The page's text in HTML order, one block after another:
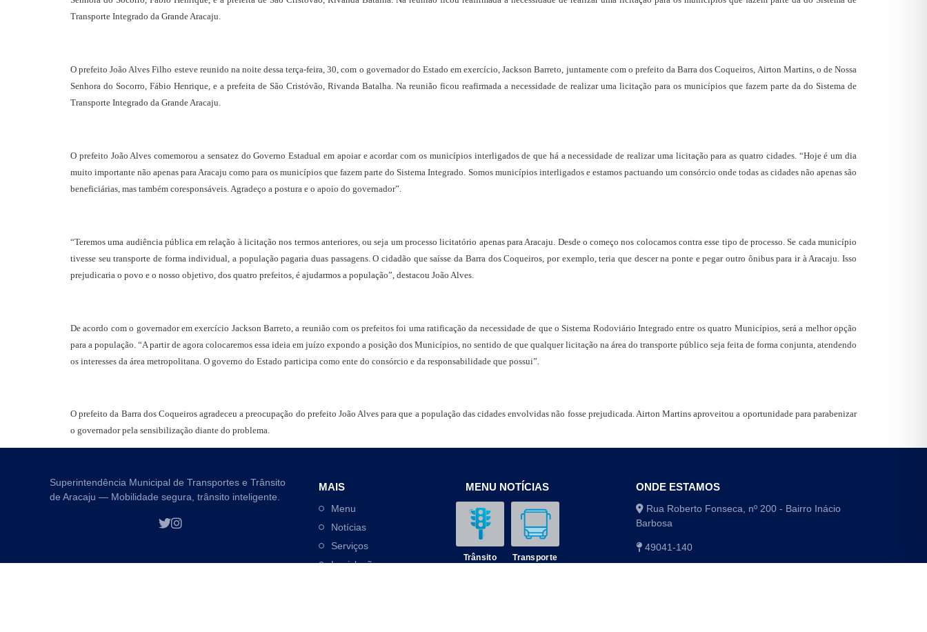
Transporte Integrado da Grande Aracaju.
O prefeito João Alves Filho esteve reunido na noite dessa terça-feira, 30, com o governador do Estado em exercício, Jackson Barreto, juntamente com o prefeito da Barra dos Coqueiros, Airton Martins, o de Nossa
Senhora do Socorro, Fábio Henrique, e a prefeita de São Cristóvão, Rivanda Batalha. Na reunião ficou reafirmada a necessidade de realizar uma licitação para os municípios que fazem parte da do Sistema de
Transporte Integrado da Grande Aracaju.
O prefeito João Alves comemorou a sensatez do Governo Estadual em apoiar e acordar com os municípios interligados de que há a necessidade de realizar uma licitação para as quatro cidades. “Hoje é um dia
muito importante não apenas para Aracaju como para os municípios que fazem parte do Sistema Integrado. Somos municípios interligados e estamos pactuando um consórcio onde todas as cidades não apenas são
beneficiárias, mas também coresponsáveis. Agradeço a postura e o apoio do governador”.
“Teremos uma audiência pública em relação à licitação nos termos anteriores, ou seja um processo licitatório apenas para Aracaju. Desde o começo nos colocamos contra esse tipo de processo. Se cada município
tivesse seu transporte de forma individual, a população pagaria duas passagens. O cidadão que saísse da Barra dos Coqueiros, por exemplo, teria que descer na ponte e pegar outro ônibus para ir à Aracaju. Isso
prejudicaria o povo e o nosso objetivo, dos quatro prefeitos, é ajudarmos a população”, destacou João Alves.
De acordo com o governador em exercício Jackson Barreto, a reunião com os prefeitos foi uma ratificação da necessidade de que o Sistema Rodoviário Integrado entre os quatro Municípios, será a melhor opção
para a população. “A partir de agora colocaremos essa ideia em juízo expondo a posição dos Municípios, no sentido de que qualquer licitação na área do transporte público seja feita de forma conjunta, atendendo
os interesses da área metropolitana. O governo do Estado participa como ente do consórcio e da responsabilidade que possui”.
O prefeito da Barra dos Coqueiros agradeceu a preocupação do prefeito João Alves para que a população das cidades envolvidas não fosse prejudicada. Airton Martins aproveitou a oportunidade para parabenizar
o governador pela sensibilização diante do problema.
Superintendência Municipal de Transportes e Trânsito
de Aracaju — Mobilidade segura, trânsito inteligente.
MAIS
Menu
Notícias
Serviços
Legislação
MENU NOTÍCIAS
Trânsito Transporte
ONDE ESTAMOS
Rua Roberto Fonseca, nº 200 - Bairro Inácio
Barbosa
49041-140